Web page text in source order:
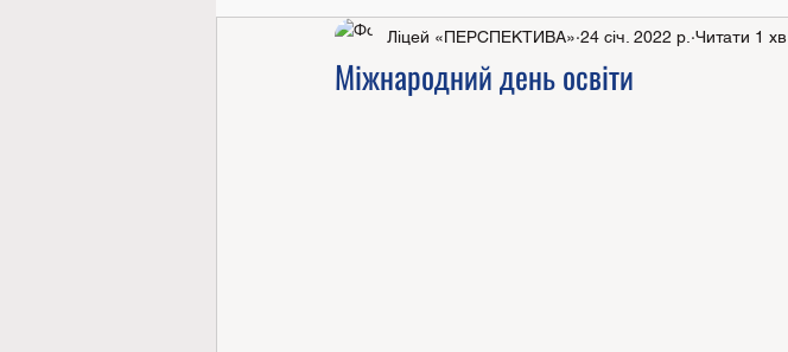
Міжнародний день освіти
Ліцей «ПЕРСПЕКТИВА» 24 січ. 2022 р. Читати 1 хв